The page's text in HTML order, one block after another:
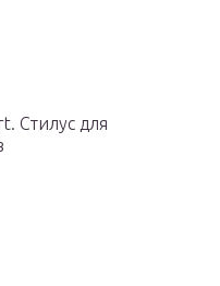
Стилус для